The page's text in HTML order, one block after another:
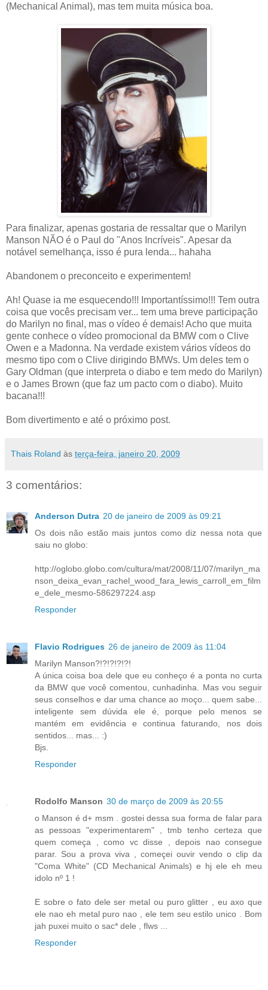
(Mechanical Animal), mas tem muita música boa.
Para finalizar, apenas gostaria de ressaltar que o Marilyn
Manson NÃO é o Paul do "Anos Incríveis". Apesar da
notável semelhança, isso é pura lenda... hahaha
Abandonem o preconceito e experimentem!
Ah! Quase ia me esquecendo!!! Importantíssimo!!! Tem outra
coisa que vocês precisam ver... tem uma breve participação
do Marilyn no final, mas o vídeo é demais! Acho que muita
gente conhece o vídeo promocional da BMW com o Clive
Owen e a Madonna. Na verdade existem vários vídeos do
mesmo tipo com o Clive dirigindo BMWs. Um deles tem o
Gary Oldman (que interpreta o diabo e tem medo do Marilyn)
e o James Brown (que faz um pacto com o diabo). Muito
bacana!!!
Bom divertimento e até o próximo post.
Thais Roland às terça-feira, janeiro 20, 2009
3 comentários:
Anderson Dutra 20 de janeiro de 2009 às 09:21
Os dois não estão mais juntos como diz nessa nota que
saiu no globo:
http://oglobo.globo.com/cultura/mat/2008/11/07/marilyn_ma
nson_deixa_evan_rachel_wood_fara_lewis_carroll_em_film
e_dele_mesmo-586297224.asp
Responder
Flavio Rodrigues 26 de janeiro de 2009 às 11:04
Marilyn Manson?!?!?!?!?!
A única coisa boa dele que eu conheço é a ponta no curta
da BMW que você comentou, cunhadinha. Mas vou seguir
seus conselhos e dar uma chance ao moço... quem sabe...
inteligente sem dúvida ele é, porque pelo menos se
mantém em evidência e continua faturando, nos dois
sentidos... mas... :)
Bjs.
Responder
Rodolfo Manson 30 de março de 2009 às 20:55
o Manson é d+ msm . gostei dessa sua forma de falar para
as pessoas "experimentarem" , tmb tenho certeza que
quem começa , como vc disse , depois nao consegue
parar. Sou a prova viva , começei ouvir vendo o clip da
"Coma White" (CD Mechanical Animals) e hj ele eh meu
idolo nº 1 !
E sobre o fato dele ser metal ou puro glitter , eu axo que
ele nao eh metal puro nao , ele tem seu estilo unico . Bom
jah puxei muito o sac* dele , flws ...
Responder